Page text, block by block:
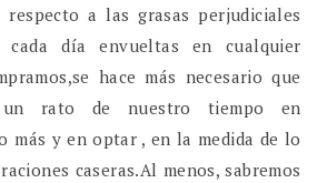
a las grasas perjudiciales
cada día envueltas en cualquier
hace más necesario que
un rato de nuestro tiempo en
más y en optar , en la medida de lo
caseras.Al menos, sabremos